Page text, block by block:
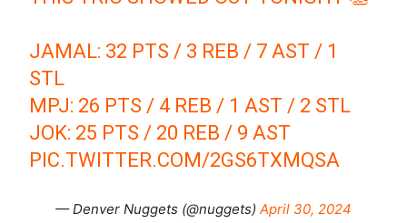
JAMAL: 32 PTS / 3 REB / 7 AST / 1
STL
MPJ: 26 PTS / 4 REB / 1 AST / 2 STL
JOK: 25 PTS / 20 REB / 9 AST
PIC.TWITTER.COM/2GS6TXMQSA
— Denver Nuggets (@nuggets) April 30, 2024